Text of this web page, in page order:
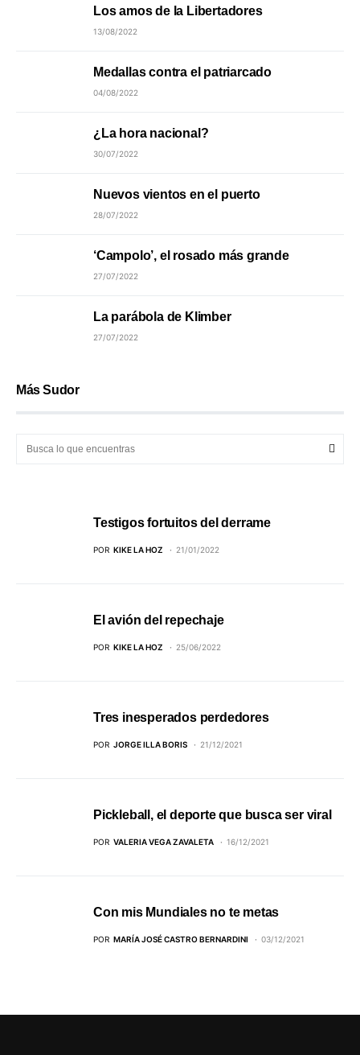
Los amos de la Libertadores
13/08/2022
Medallas contra el patriarcado
04/08/2022
¿La hora nacional?
30/07/2022
Nuevos vientos en el puerto
28/07/2022
‘Campolo’, el rosado más grande
27/07/2022
La parábola de Klimber
27/07/2022
Más Sudor
Testigos fortuitos del derrame
POR KIKE LA HOZ 21/01/2022
El avión del repechaje
POR KIKE LA HOZ 25/06/2022
Tres inesperados perdedores
POR JORGE ILLA BORIS 21/12/2021
Pickleball, el deporte que busca ser viral
POR VALERIA VEGA ZAVALETA 16/12/2021
Con mis Mundiales no te metas
POR MARÍA JOSÉ CASTRO BERNARDINI 03/12/2021